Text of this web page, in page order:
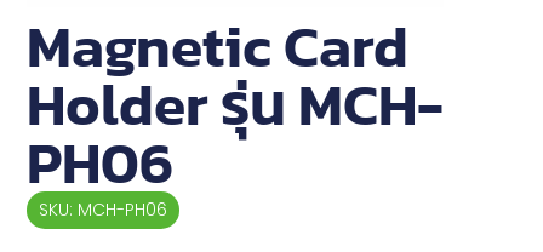
Magnetic Card
Holder รุ่น MCH-
PH06
SKU: MCH-PH06